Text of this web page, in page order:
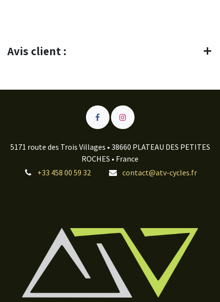
Avis client :
5171 route des Trois Villages • 38660 PLATEAU DES PETITES
ROCHES • France
+33 458 00 59 32
contact@atv-cycles.fr